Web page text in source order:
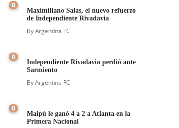
0
Maximiliano Salas, el nuevo refuerzo
de Independiente Rivadavia
ByArgentina FC
0
Independiente Rivadavia perdió ante
Sarmiento
ByArgentina FC
0
Maipú le ganó 4 a 2 a Atlanta en la
Primera Nacional